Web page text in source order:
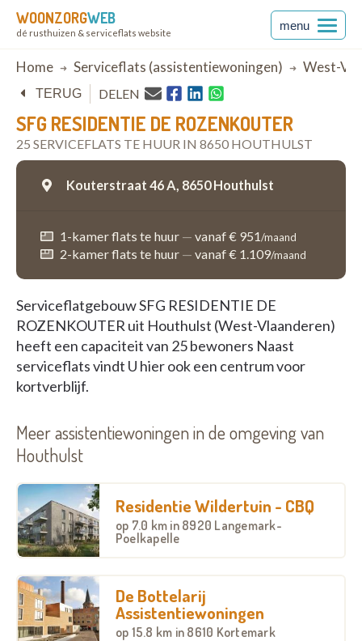
WOONZORGWEB
dé rusthuizen & serviceflats website
menu
Breadcrumb
Home Serviceflats (assistentiewoningen) West-
SFG RESIDENTIE DE ROZENKOUTER
25 SERVICEFLATS TE HUUR IN 8650 HOUTHULST
TERUG DELEN
Kouterstraat 46 A, 8650 Houthulst
1-kamer flats te huur — vanaf € 951/maand
2-kamer flats te huur — vanaf € 1.109/maand
Serviceflatgebouw SFG RESIDENTIE DE
ROZENKOUTER uit Houthulst (West-Vlaanderen)
heeft een capaciteit van 25 bewoners Naast
serviceflats vindt U hier ook een centrum voor
kortverblijf.
Meer assistentiewoningen in de omgeving van
Houthulst
Residentie Wildertuin - CBQ
op 7.0 km in 8920 Langemark-
Poelkapelle
De Bottelarij
Assistentiewoningen
op 15.8 km in 8610 Kortemark